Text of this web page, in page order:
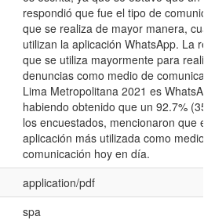
respondió que fue el tipo de
que se realiza de mayor manera,
utilizan la aplicación WhatsApp. La
que se utiliza mayormente para
denuncias como medio de
Lima Metropolitana 2021 es
habiendo obtenido que un 92.7%
los encuestados, mencionaron que es
aplicación más utilizada como medio
comunicación hoy en día.
application/pdf
spa